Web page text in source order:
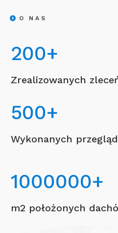
O NAS
200+
Zrealizowanych
500+
Wykonanych
1000000+
m2 położonych